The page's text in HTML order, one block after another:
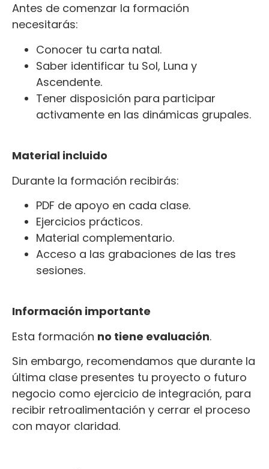
Antes de comenzar la formación
necesitarás:
Conocer tu carta natal.
Saber identificar tu Sol, Luna y
Ascendente.
Tener disposición para participar
activamente en las dinámicas grupales.
Material incluido
Durante la formación recibirás:
PDF de apoyo en cada clase.
Ejercicios prácticos.
Material complementario.
Acceso a las grabaciones de las tres
sesiones.
Información importante
Esta formación no tiene evaluación.
Sin embargo, recomendamos que durante la
última clase presentes tu proyecto o futuro
negocio como ejercicio de integración, para
recibir retroalimentación y cerrar el proceso
con mayor claridad.